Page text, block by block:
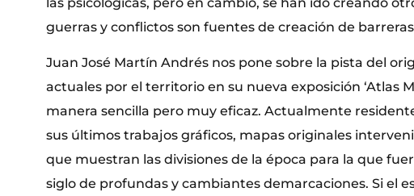
guerras y conflictos son fuentes de creación de
Juan José Martín Andrés nos pone sobre la pista del
actuales por el territorio en su nueva exposición ‘Atlas
manera sencilla pero muy eficaz. Actualmente
sus últimos trabajos gráficos, mapas originales
que muestran las divisiones de la época para la que
siglo de profundas y cambiantes demarcaciones. Si el